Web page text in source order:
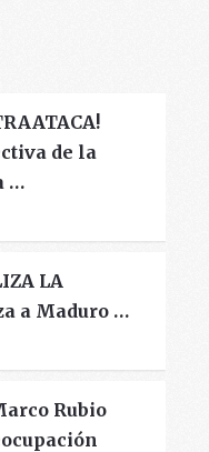
de la
…
LA
a Maduro …
Rubio